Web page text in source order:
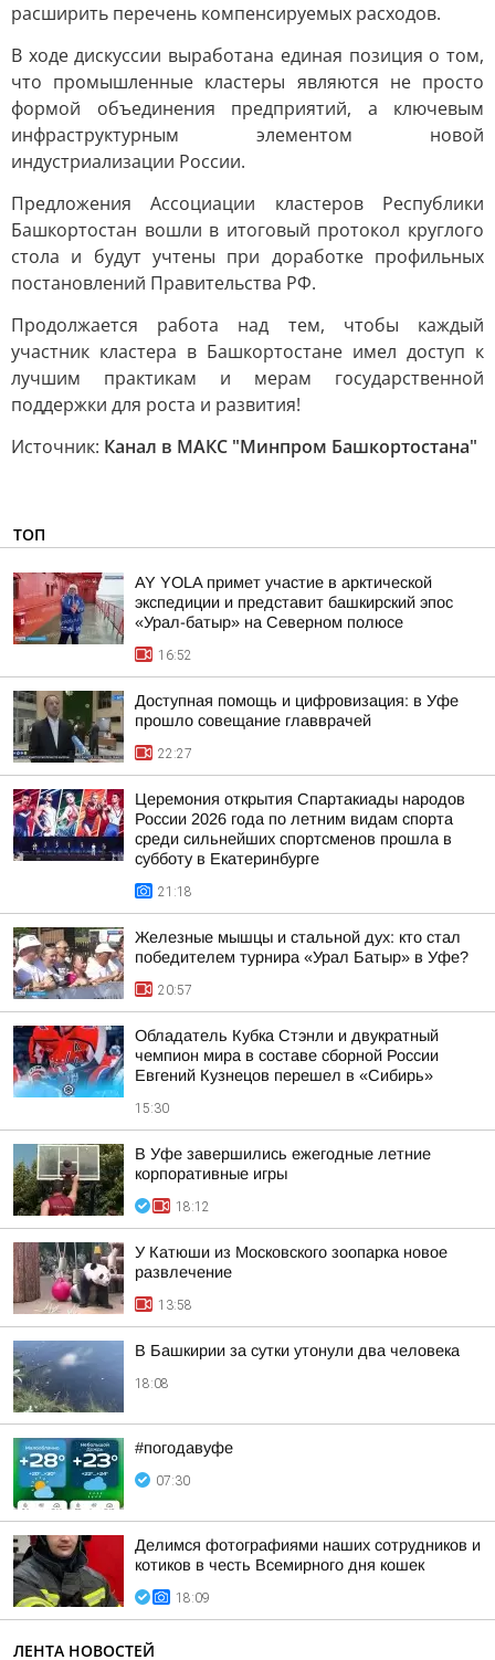
расширить перечень компенсируемых расходов.
В ходе дискуссии выработана единая позиция о том,
что промышленные кластеры являются не просто
формой объединения предприятий, а ключевым
инфраструктурным элементом новой
индустриализации России.
Предложения Ассоциации кластеров Республики
Башкортостан вошли в итоговый протокол круглого
стола и будут учтены при доработке профильных
постановлений Правительства РФ.
Продолжается работа над тем, чтобы каждый
участник кластера в Башкортостане имел доступ к
лучшим практикам и мерам государственной
поддержки для роста и развития!
Источник: Канал в МАКС "Минпром Башкортостана"
ТОП
AY YOLA примет участие в арктической
экспедиции и представит башкирский эпос
«Урал-батыр» на Северном полюсе
16:52
Доступная помощь и цифровизация: в Уфе
прошло совещание главврачей
22:27
Церемония открытия Спартакиады народов
России 2026 года по летним видам спорта
среди сильнейших спортсменов прошла в
субботу в Екатеринбурге
21:18
Железные мышцы и стальной дух: кто стал
победителем турнира «Урал Батыр» в Уфе?
20:57
Обладатель Кубка Стэнли и двукратный
чемпион мира в составе сборной России
Евгений Кузнецов перешел в «Сибирь»
15:30
В Уфе завершились ежегодные летние
корпоративные игры
18:12
У Катюши из Московского зоопарка новое
развлечение
13:58
В Башкирии за сутки утонули два человека
18:08
#погодавуфе
07:30
Делимся фотографиями наших сотрудников и
котиков в честь Всемирного дня кошек
18:09
ЛЕНТА НОВОСТЕЙ